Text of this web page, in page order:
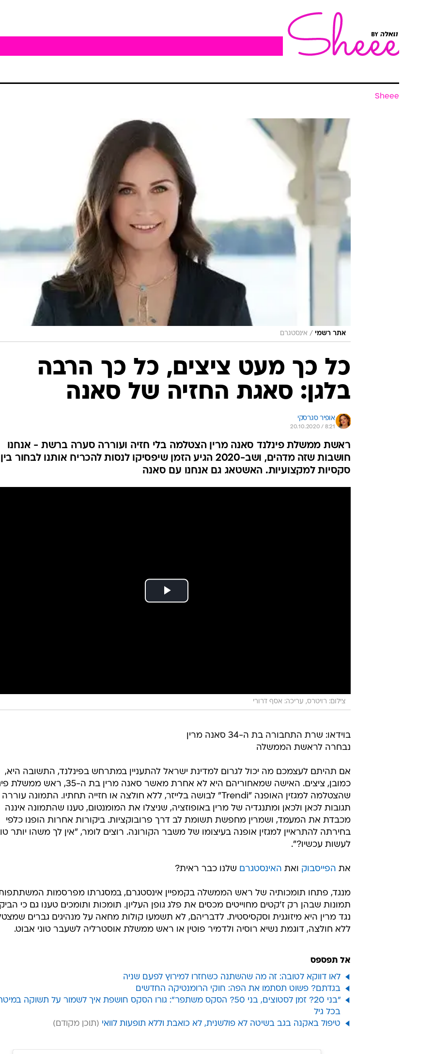
Sheee
אתר רשמי / אינסטגרם
כל כך מעט ציצים, כל כך הרבה
בלגן: סאגת החזיה של סאנה
אופיר סגרסקי
20.10.2020 / 8:21
ראשת ממשלת פינלנד סאנה מרין הצטלמה בלי חזיה ועוררה סערה ברשת - אנחנו
חושבות שזה מדהים, ושב-2020 הגיע הזמן שיפסיקו לנסות להכריח אותנו לבחור בין
סקסיות למקצועיות. האשטאג גם אנחנו עם סאנה
צילום: רויטרס, עריכה: אסף דרורי
בוידאו: שרת התחבורה בת ה-34 סאנה מרין
נבחרה לראשת הממשלה
אם תהיתם לעצמכם מה יכול לגרום למדינת ישראל להתעניין במתרחש בפינלנד, התשובה היא,
כמובן, ציצים. האישה שמאחוריהם היא לא אחרת מאשר סאנה מרין בת ה-
שהצטלמה למגזין האופנה "Trendi" לבושה בלייזר, ללא חולצה או חזייה תחתיו. התמונה עוררה
תגובות לכאן ולכאן ומתנגדיה של מרין באופוזציה, שניצלו את המומנטום, טענו שהתמונה איננה
מכבדת את המעמד, ושמרין מחפשת תשומת לב דרך פרובוקציות. ביקורות אחרות הופנו כלפי
בחירתה להתראיין למגזין אופנה בעיצומו של משבר הקורונה. רוצים לומר, "אין לך משהו יותר
לעשות עכשיו?".
את הפייסבוק ואת האינסטגרם שלנו כבר ראית?
מנגד, פתחו תומכותיה של ראש הממשלה בקמפיין אינסטגרם, במסגרתו מפרסמות
תמונות שבהן רק ז'קטים מחוייטים מכסים את פלג גופן העליון. תומכות ותומכים טענו גם כי
נגד מרין היא מיזוגנית וסקסיסטית. לדבריהם, לא תשמעו קולות מחאה על מנהיגים גברים
ללא חולצה, דוגמת נשיא רוסיה ולדמיר פוטין או ראש ממשלת אוסטרליה לשעבר טוני אבוט.
אל תפספס
לאו דווקא לטובה: זה מה שהשתנה כשחזרו למירוץ לפעם שניה
בגדתם? פשוט תסתמו את הפה: חוקי הרומנטיקה החדשים
"בני 20? זמן לסטוצים, בני 50? הסקס משתפר": גורו הסקס חושפת איך לשמור על תשוקה
בכל גיל
טיפול באקנה בגב בשיטה לא פולשנית, לא כואבת וללא תופעות לוואי